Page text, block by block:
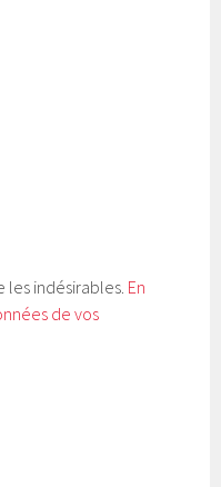
les indésirables. En
de vos